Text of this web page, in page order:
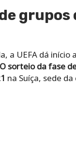
a UEFA dá
O sorteio da fase
na Suíça, sede